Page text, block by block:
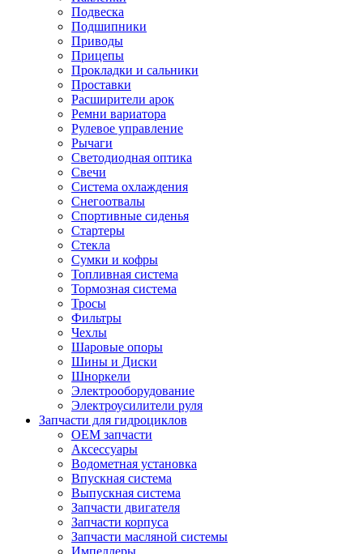
Подвеска
Подшипники
Приводы
Прицепы
Прокладки и сальники
Проставки
Расширители арок
Ремни вариатора
Рулевое управление
Рычаги
Светодиодная оптика
Свечи
Система охлаждения
Снегоотвалы
Спортивные сиденья
Стартеры
Стекла
Сумки и кофры
Топливная система
Тормозная система
Тросы
Фильтры
Чехлы
Шаровые опоры
Шины и Диски
Шноркели
Электрооборудование
Электроусилители руля
Запчасти для гидроциклов
OEM запчасти
Аксессуары
Водометная установка
Впускная система
Выпускная система
Запчасти двигателя
Запчасти корпуса
Запчасти масляной системы
Импеллеры